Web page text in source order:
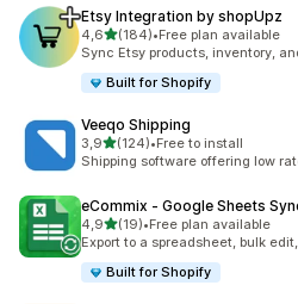
Etsy Integration by shopUpz
4,65 yıldız üzerinden
(184)
toplam 184 değerlendirme
•Free plan available
Sync Etsy products, inventory,
Built for Shopify
Veeqo Shipping
3,95 yıldız üzerinden
(124)
toplam 124 değerlendirme
•Free to install
Shipping software offering low
eCommix ‑ Google Sheets
4,95 yıldız üzerinden
(19)
toplam 19 değerlendirme
•Free plan available
Export to a spreadsheet, bulk
Built for Shopify